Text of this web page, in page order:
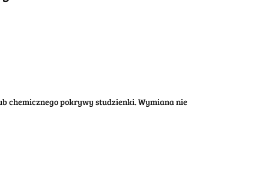
chemicznego pokrywy studzienki. Wymiana nie